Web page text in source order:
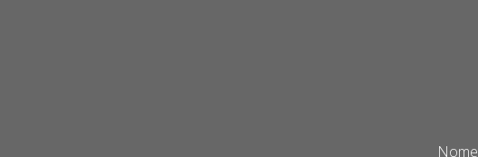
Nome